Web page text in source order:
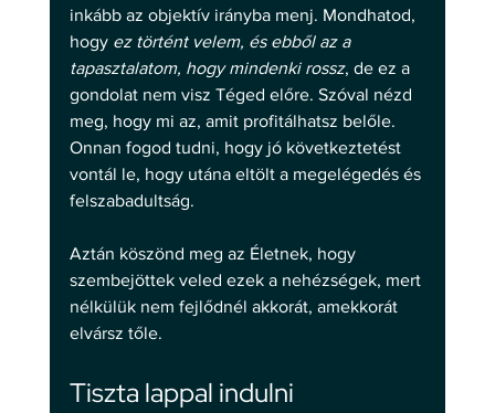
inkább az objektív irányba menj. Mondhatod,
hogy ez történt velem, és ebből az a
tapasztalatom, hogy mindenki rossz, de ez a
gondolat nem visz Téged előre. Szóval nézd
meg, hogy mi az, amit profitálhatsz belőle.
Onnan fogod tudni, hogy jó következtetést
vontál le, hogy utána eltölt a megelégedés és
felszabadultság.
Aztán köszönd meg az Életnek, hogy
szembejöttek veled ezek a nehézségek, mert
nélkülük nem fejlődnél akkorát, amekkorát
elvársz tőle.
Tiszta lappal indulni